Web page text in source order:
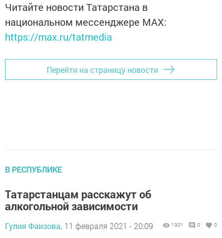
Читайте новости Татарстана в
национальном мессенджере MАХ:
https://max.ru/tatmedia
Перейти на страницу новости
В РЕСПУБЛИКЕ
Татарстанцам расскажут об
алкогольной зависимости
Гулия Фаизова, 11 февраля 2021 - 20:09 1301 0 0